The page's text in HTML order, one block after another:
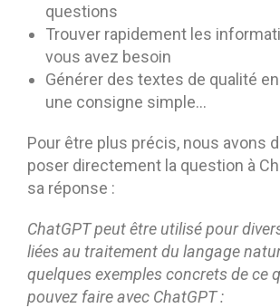
questions
Trouver rapidement les
vous avez besoin
Générer des textes de qualité
une consigne simple…
Pour être plus précis, nous avons
poser directement la question à
sa réponse :
ChatGPT peut être utilisé pour
liées au traitement du langage
quelques exemples concrets de ce
pouvez faire avec ChatGPT :